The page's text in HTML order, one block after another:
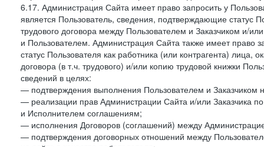
6.17. Администрация Сайта имеет право запросить у
является Пользователь, сведения, подтверждающие статус
трудового договора между Пользователем и Заказчиком и/
и Пользователем. Администрация Сайта также имеет право
статус Пользователя как работника (или контрагента)
договора (в т.ч. трудового) и/или копию трудовой книжки
сведений в целях:
— подтверждения выполнения Пользователем и Заказчиком
— реализации прав Администрации Сайта и/или Заказчика
и Исполнителем соглашениям;
— исполнения Договоров (соглашений) между
— подтверждения договорных отношений между